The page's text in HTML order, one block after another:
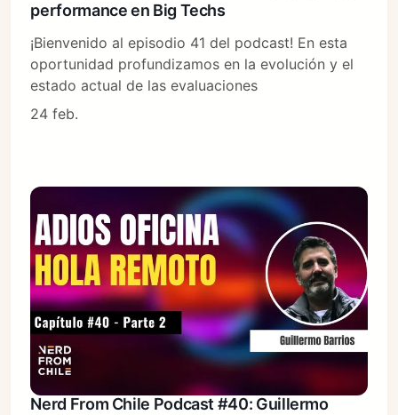
performance en Big Techs
¡Bienvenido al episodio 41 del podcast! En esta
oportunidad profundizamos en la evolución y el
estado actual de las evaluaciones
24 feb.
Nerd From Chile Podcast #40: Guillermo